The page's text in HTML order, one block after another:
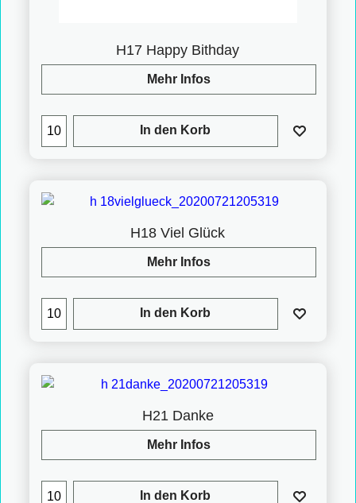
H17 Happy Bithday
Mehr Infos
In den Korb
H18 Viel Glück
Mehr Infos
In den Korb
H21 Danke
Mehr Infos
In den Korb